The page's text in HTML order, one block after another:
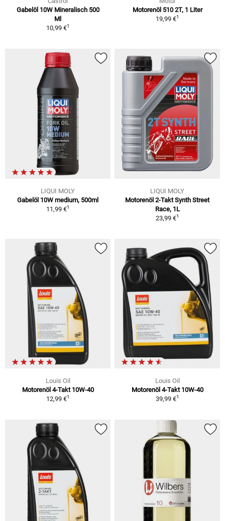
Gabelöl 10W Mineralisch 500
Ml
10,99 €1
Motorenöl 510 2T, 1 Liter
19,99 €1
LIQUI MOLY
Gabelöl 10W medium, 500ml
11,99 €1
LIQUI MOLY
Motorenöl 2-Takt Synth Street
Race, 1L
23,99 €1
Louis Oil
Motorenöl 4-Takt 10W-40
12,99 €1
Louis Oil
Motorenöl 4-Takt 10W-40
39,99 €1